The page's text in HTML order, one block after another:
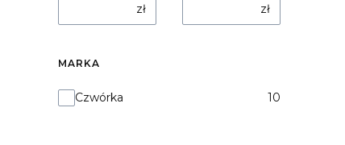
zł
zł
MARKA
Marka
Czwórka 10